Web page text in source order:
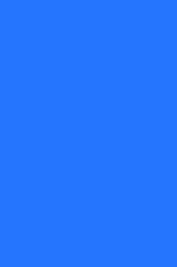
Faloon
enfrentar un
Esto significa un
cumpla con el
Sígueme, de